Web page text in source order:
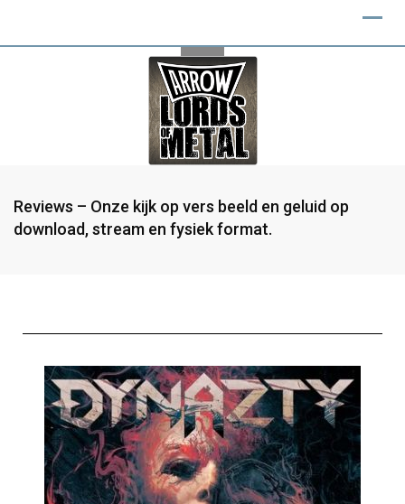
Reviews – Onze kijk op vers beeld en geluid op
download, stream en fysiek format.